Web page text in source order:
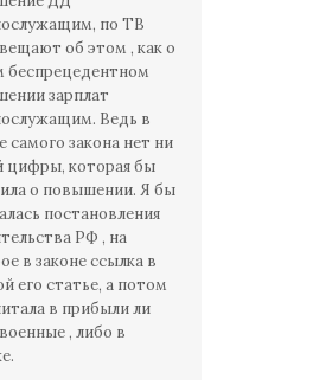
по ТВ
об этом , как о
беспрецедентном
зарплат
Ведь в
самого закона нет ни
цифры, которая бы
о повышении. Я бы
постановления
РФ , на
в законе ссылка в
его статье, а потом
в прибыли ли
, либо в